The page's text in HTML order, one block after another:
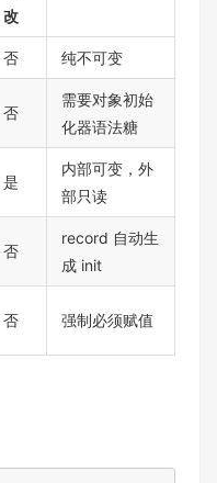
改
否 纯不可变
否
需要对象初始
化器语法糖
是
内部可变，外
部只读
否
record 自动生
成 init
否 强制必须赋值